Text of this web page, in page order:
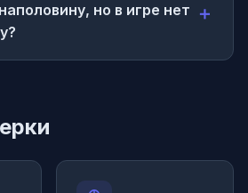
но в игре нет